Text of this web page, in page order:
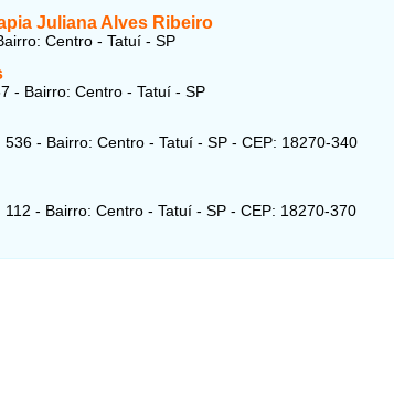
Juliana Alves Ribeiro
Centro - Tatuí - SP
- Bairro: Centro - Tatuí - SP
- Bairro: Centro - Tatuí - SP - CEP: 18270-340
- Bairro: Centro - Tatuí - SP - CEP: 18270-370